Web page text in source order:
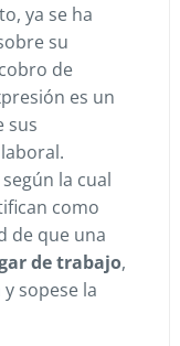
ya se ha
su
de
es un
sus
la cual
como
de que una
de trabajo,
sopese la